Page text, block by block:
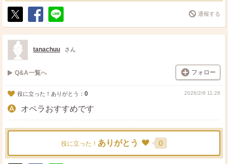
ポ
ス
ト
シ
ェ
送
る
通報する
tanachuu さん
Q&A一覧へ フォロー
役に立った！ありがとう： 0 2026/2/9 11:26
オペラおすすめです
役に立った！ ありがとう 0